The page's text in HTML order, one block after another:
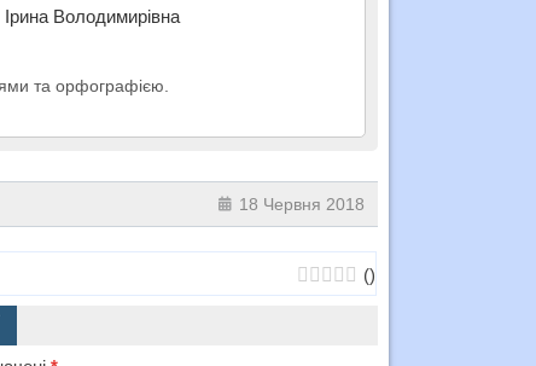
Володимирівна
та орфографією.
18 Червня 2018
()